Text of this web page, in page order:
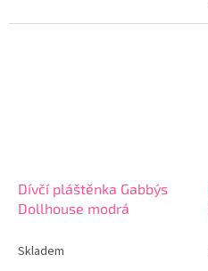
Dívčí pláštěnka Gabby´s
Dollhouse modrá
Skladem